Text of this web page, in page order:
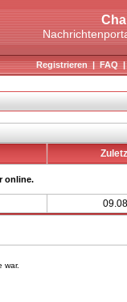
Registrieren|FAQ
online.
war.